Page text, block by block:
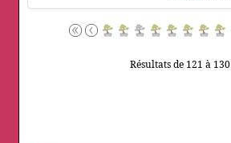
Résultats de 121 à 130